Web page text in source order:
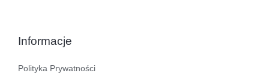
Informacje
Polityka Prywatności